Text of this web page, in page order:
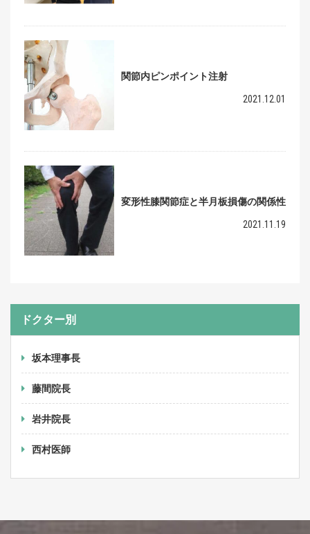
関節内ピンポイント注射
2021.12.01
変形性膝関節症と半月板損傷の関係性
2021.11.19
ドクター別
坂本理事長
藤間院長
岩井院長
西村医師